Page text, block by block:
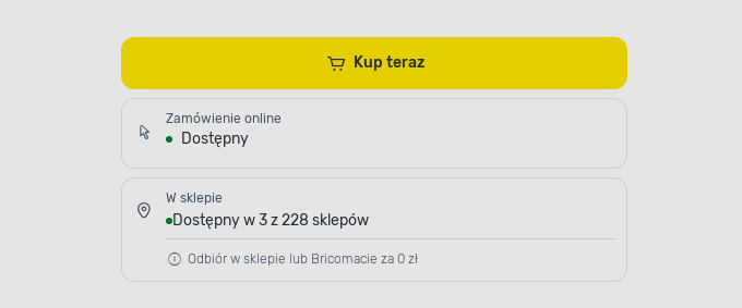
Kup teraz
Zamówienie online
Dostępny
W sklepie
Dostępny w 3 z 228 sklepów
Odbiór w sklepie lub Bricomacie za 0 zł